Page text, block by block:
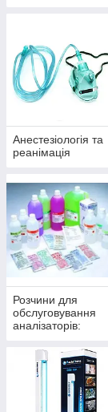
аксесуари,
розчини
Анестезіологія та
реанімація
Розчини для
обслуговування
аналізаторів:
буфери),
зберігання, чистка,
промивка, реген